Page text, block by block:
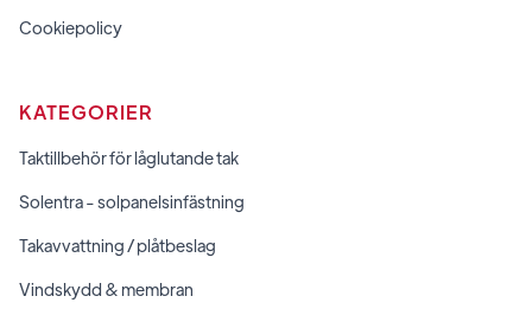
Cookiepolicy
KATEGORIER
Taktillbehör för låglutande tak
Solentra - solpanelsinfästning
Takavvattning / plåtbeslag
Vindskydd & membran